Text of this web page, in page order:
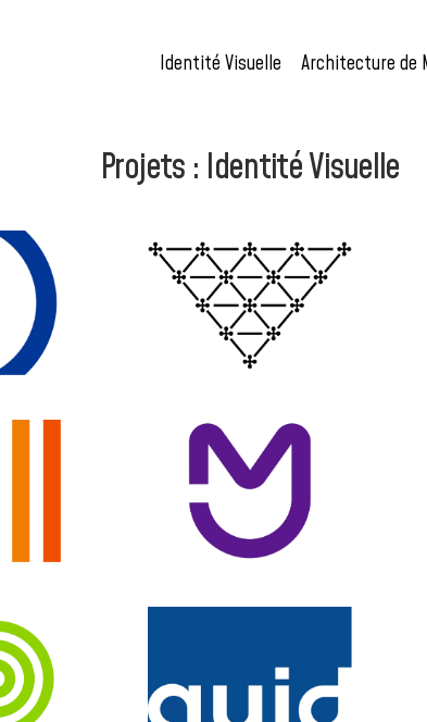
Identité Visuelle Architecture de
Projets : Identité Visuelle
IDENTITÉ VISUELLE
IDENTITÉ VISUELLE
IDENTITÉ VISUELLE
ARCHITECTURE DE MARQUE